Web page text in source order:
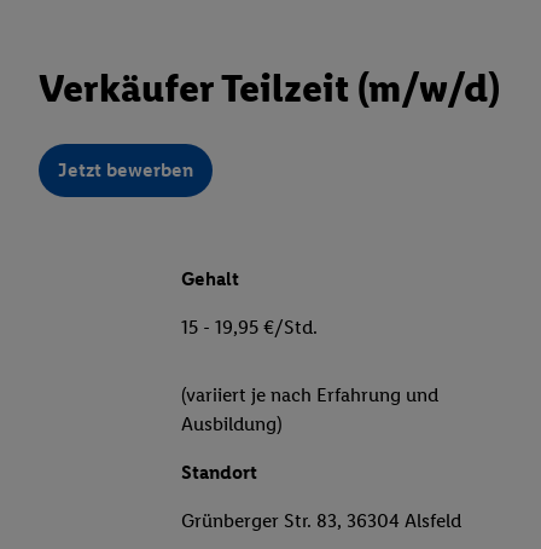
Verkäufer Teilzeit (m/w/d)
Jetzt bewerben
Gehalt
15 - 19,95 €/Std.
(variiert je nach Erfahrung und
Ausbildung)
Standort
Grünberger Str. 83, 36304 Alsfeld